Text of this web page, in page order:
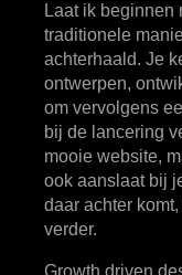
Laat ik beginnen
traditionele
achterhaald. Je
ontwerpen,
om vervolgens
bij de lancering
mooie website,
ook aanslaat bij
daar achter
verder.
Growth driven